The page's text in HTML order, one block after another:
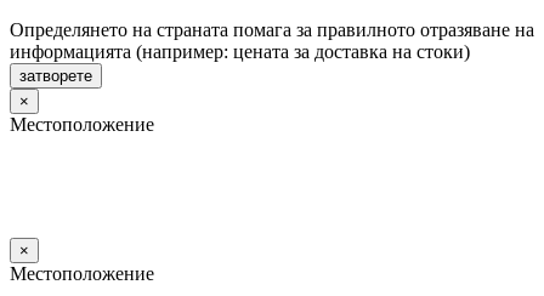
Определянето на страната помага за правилното отразяване на
информацията (например: цената за доставка на стоки)
затворете
×
Местоположение
×
Местоположение